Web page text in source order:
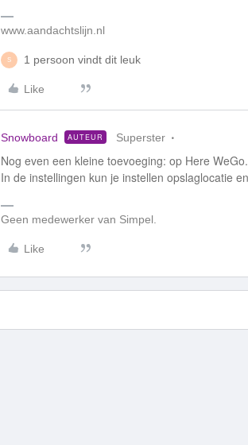
www.aandachtslijn.nl
S 1 persoon vindt dit leuk
Like
Snowboard AUTEUR Superster
Nog even een kleine toevoeging: op Here WeGo.
In de instellingen kun je instellen opslaglocatie
Geen medewerker van Simpel.
Like